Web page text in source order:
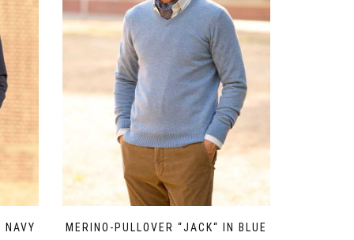
Optionen
können
Produktseite
gewählt
werden
NAVY MERINO-PULLOVER “JACK“ IN BLUE